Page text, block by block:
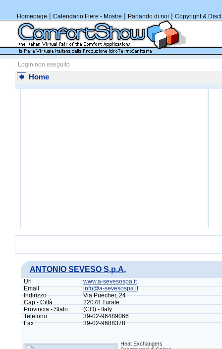
Homepage | Calendario Fiere - Mostre | Parlando di noi | Copyright &
Login non eseguito
Home
ANTONIO SEVESO S.p.A.
Url : www.a-sevesospa.it
Email
:info@a-sevesospa.it
Indirizzo
: Via Puecher, 24
Cap - Città
: 22078 Turate
Provincia - Stato
: (CO) - Italy
Telefono
: 39-02-96489066
Fax
: 39-02-9688378
Heat Exchangers